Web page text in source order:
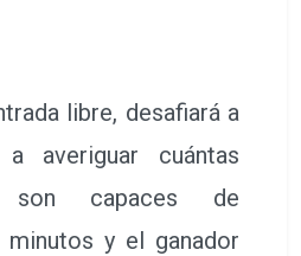
libre, desafiará a
averiguar cuántas
son capaces de
y el ganador